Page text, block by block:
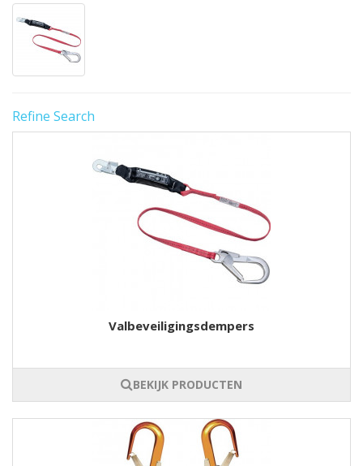
Refine Search
Valbeveiligingsdempers
BEKIJK PRODUCTEN